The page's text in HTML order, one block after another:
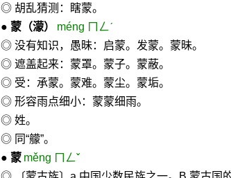
◎ 胡乱猜测：瞎蒙。
● 蒙（濛）
méng ㄇㄥˊ
◎ 没有知识，愚昧：启蒙。发蒙。蒙昧。
◎ 遮盖起来：蒙罩。蒙子。蒙蔽。
◎ 受：承蒙。蒙难。蒙尘。蒙垢。
◎ 形容雨点细小：蒙蒙细雨。
◎ 姓。
◎ 同“艨”。
● 蒙 měng ㄇㄥˇ